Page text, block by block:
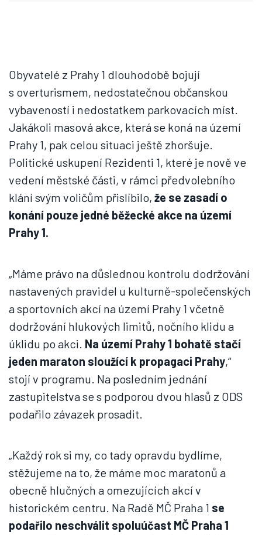
Obyvatelé z Prahy 1 dlouhodobě bojují
s overturismem, nedostatečnou občanskou
vybaveností i nedostatkem parkovacích míst.
Jakákoli masová akce, která se koná na území
Prahy 1, pak celou situaci ještě zhoršuje.
Politické uskupení Rezidenti 1, které je nově ve
vedení městské části, v rámci předvolebního
klání svým voličům přislíbilo, že se zasadí o
konání pouze jedné běžecké akce na území
Prahy 1.
„Máme právo na důslednou kontrolu dodržování
nastavených pravidel u kulturně-společenských
a sportovních akcí na území Prahy 1 včetně
dodržování hlukových limitů, nočního klidu a
úklidu po akci. Na území Prahy 1 bohatě stačí
jeden maraton sloužící k propagaci Prahy,“
stojí v programu. Na posledním jednání
zastupitelstva se s podporou dvou hlasů z ODS
podařilo závazek prosadit.
„Každý rok si my, co tady opravdu bydlíme,
stěžujeme na to, že máme moc maratonů a
obecně hlučných a omezujících akcí v
historickém centru. Na Radě MČ Praha 1 se
podařilo neschválit spoluúčast MČ Praha 1